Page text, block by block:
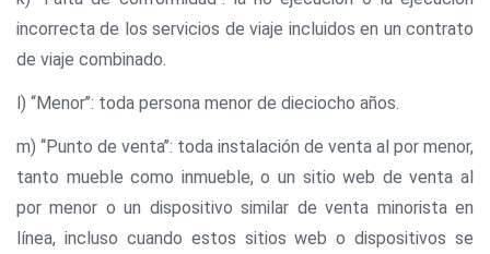
incorrecta de los servicios de viaje incluidos en un contrato
de viaje combinado.
l) ‘‘Menor’’: toda persona menor de dieciocho años.
m) ‘‘Punto de venta’’: toda instalación de venta al por menor,
tanto mueble como inmueble, o un sitio web de venta al
por menor o un dispositivo similar de venta minorista en
línea, incluso cuando estos sitios web o dispositivos se